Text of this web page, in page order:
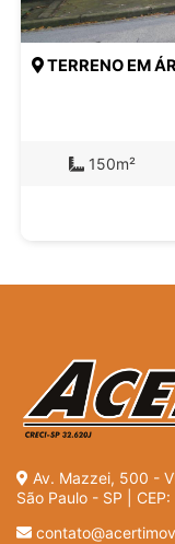
TERRENO EM
150m²
Av. Mazzei, 500 -
São Paulo - SP |